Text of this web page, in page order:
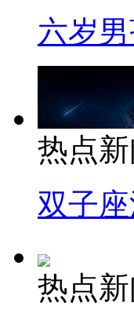
六岁
热点新
双子
热点新